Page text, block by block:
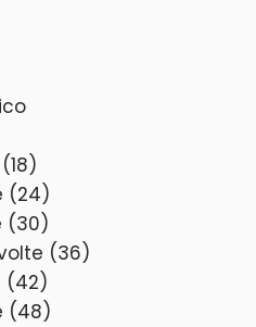
(24)
(30)
(36)
(42)
(48)